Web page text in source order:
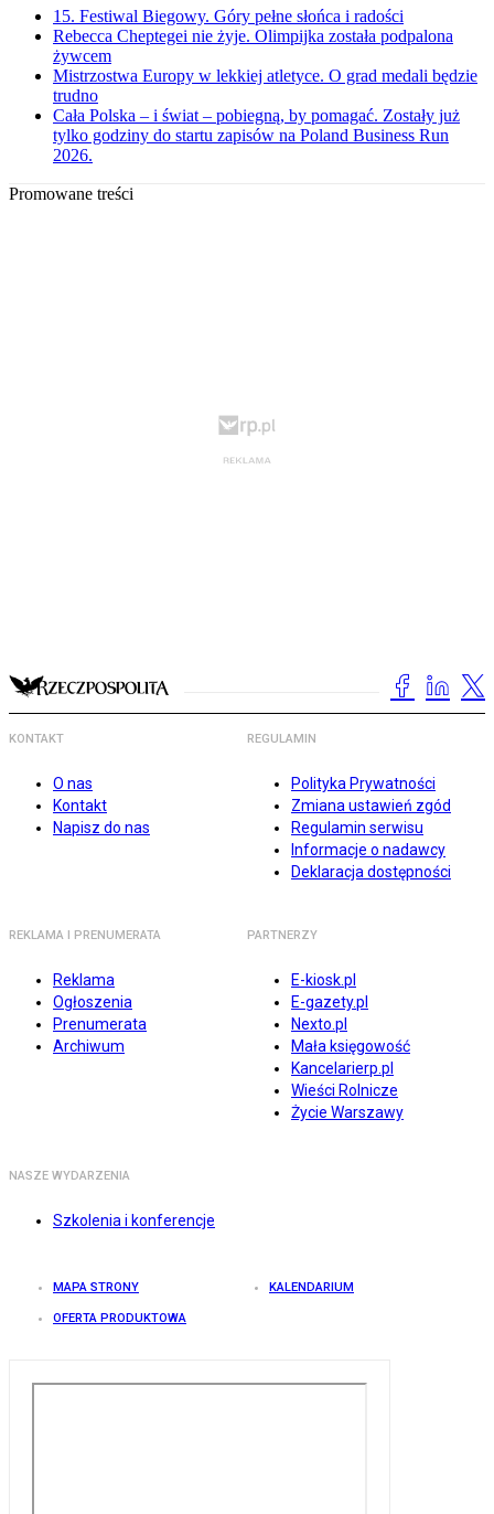
15. Festiwal Biegowy. Góry pełne słońca i radości
Rebecca Cheptegei nie żyje. Olimpijka została podpalona
żywcem
Mistrzostwa Europy w lekkiej atletyce. O grad medali będzie
trudno
Cała Polska – i świat – pobiegną, by pomagać. Zostały już
tylko godziny do startu zapisów na Poland Business Run
2026.
Promowane treści
KONTAKT
O nas
Kontakt
Napisz do nas
REGULAMIN
Polityka Prywatności
Zmiana ustawień zgód
Regulamin serwisu
Informacje o nadawcy
Deklaracja dostępności
REKLAMA I PRENUMERATA
Reklama
Ogłoszenia
Prenumerata
Archiwum
PARTNERZY
E-kiosk.pl
E-gazety.pl
Nexto.pl
Mała księgowość
Kancelarierp.pl
Wieści Rolnicze
Życie Warszawy
NASZE WYDARZENIA
Szkolenia i konferencje
MAPA STRONY KALENDARIUM
OFERTA PRODUKTOWA